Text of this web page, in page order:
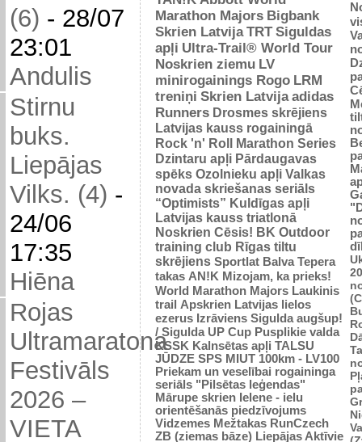
(6) - 28/07
23:01
Andulis
Stirnu
buks.
Liepājas
Vilks. (4) -
24/06
17:35
Hiēna
Rojas
Ultramaratona
Festivāls
2026 –
VIETA
Marathon Majors Bigbank
Skrien Latvija TRT Siguldas
apļi Ultra-Trail® World Tour
Noskrien ziemu LV
minirogainings Rogo LRM
treniņi Skrien Latvija adidas
Runners Drosmes skrējiens
Latvijas kauss rogainingā
Rock 'n' Roll Marathon Series
Dzintaru apļi Pārdaugavas
spēks Ozolnieku apļi Valkas
novada skriešanas seriāls
“Optimists” Kuldīgas apļi
Latvijas kauss triatlonā
Noskrien Cēsis! BK Outdoor
training club Rīgas tiltu
skrējiens Sportlat Balva Tepera
takas AN!K Mizojam, ka prieks!
World Marathon Majors Laukinis
trail Apskrien Latvijas lielos
ezerus Izrāviens Sigulda augšup!
/ Sigulda UP Cup Pusplikie valda
KSSK Kalnsētas apļi TALSU
JŪDZE SPS MIUT 100km - LV100
Priekam un veselībai rogaininga
seriāls "Pilsētas leģendas"
Mārupe skrien Ielene - ielu
orientēšanās piedzīvojums
Vidzemes Mežtakas RunCzech
ZB (ziemas bāze) Liepājas Aktīvie